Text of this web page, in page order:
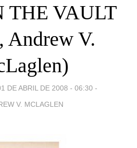
THE VAULT
Andrew V.
DE ABRIL DE 2008 - 06:30 -
V. MCLAGLEN